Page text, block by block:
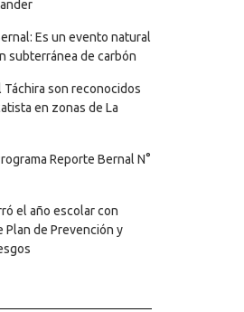
Es un evento natural
subterránea de carbón
son reconocidos
en zonas de La
Reporte Bernal N°
el año escolar con
Plan de Prevención y